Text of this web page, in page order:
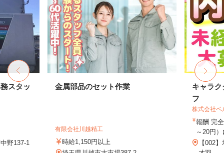
スタッ
野137-1
金属部品のセット作業
有限会社川越精工
時給1,150円以上
キャラ
フ
株式会社ベ
報酬 完
～20円
【002